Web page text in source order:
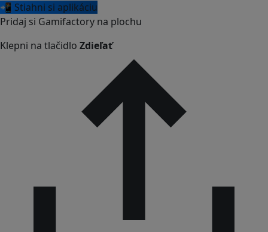
📲 Stiahni si aplikáciu
Pridaj si Gamifactory na plochu
Klepni na tlačidlo Zdieľať